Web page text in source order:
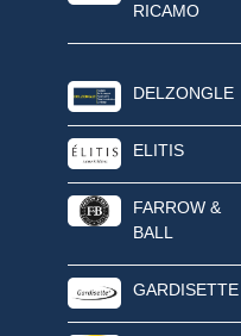
RICAMO
DELZONGLE
ELITIS
FARROW &
BALL
GARDISETTE